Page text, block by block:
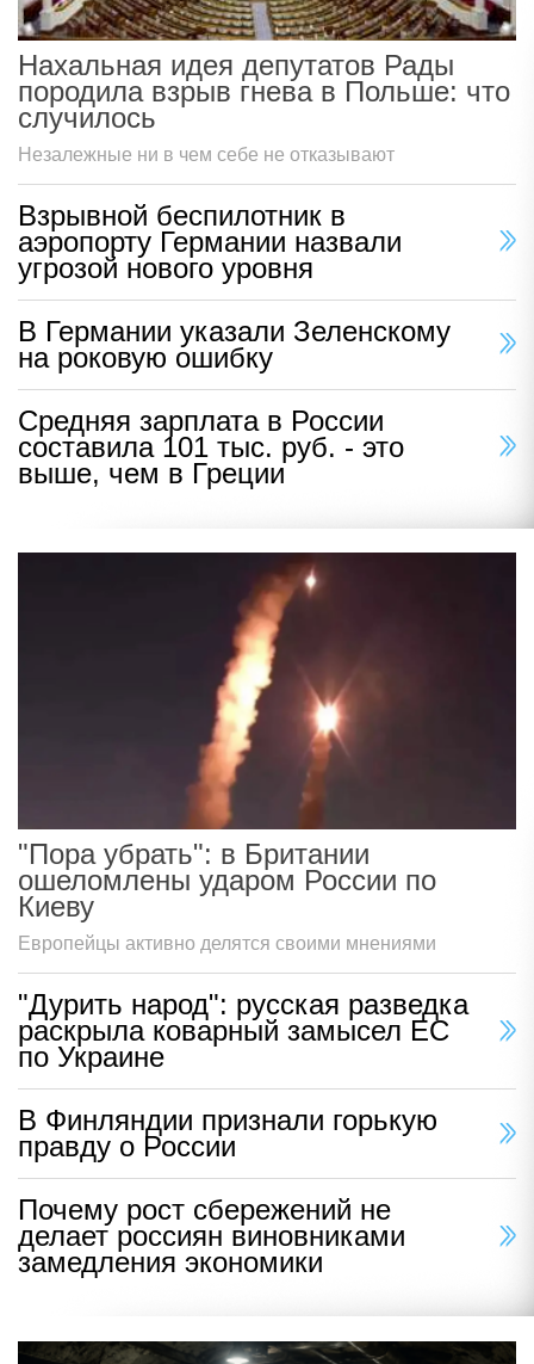
Нахальная идея депутатов Рады
породила взрыв гнева в Польше: что
случилось
Незалежные ни в чем себе не отказывают
Взрывной беспилотник в
аэропорту Германии назвали
угрозой нового уровня
В Германии указали Зеленскому
на роковую ошибку
Средняя зарплата в России
составила 101 тыс. руб. - это
выше, чем в Греции
"Пора убрать": в Британии
ошеломлены ударом России по
Киеву
Европейцы активно делятся своими мнениями
"Дурить народ": русская разведка
раскрыла коварный замысел ЕС
по Украине
В Финляндии признали горькую
правду о России
Почему рост сбережений не
делает россиян виновниками
замедления экономики